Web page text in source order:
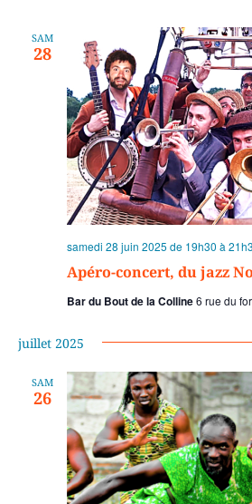
SAM
28
Apéro-concert, du jazz
samedi 28 juin 2025 de 19h30 à
Bar du Bout de la Colline6 rue du
juillet 2025
SAM
26